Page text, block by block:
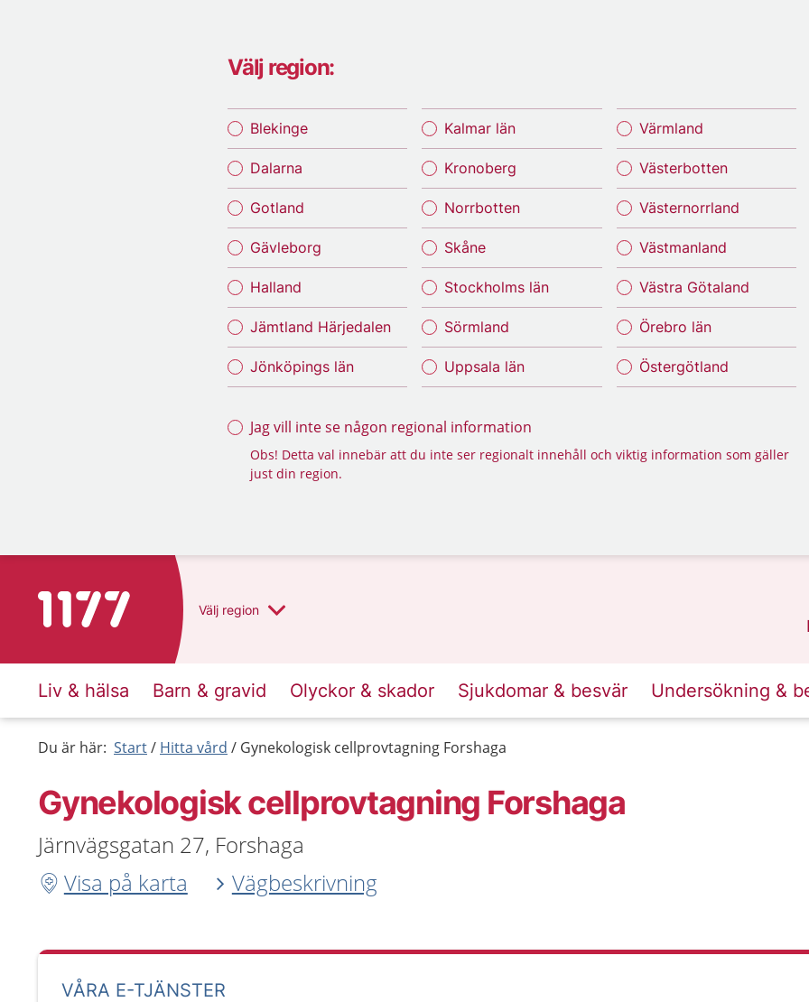
Välj region:
Blekinge
Dalarna
Gotland
Gävleborg
Halland
Jämtland Härjedalen
Jönköpings län
Kalmar län
Kronoberg
Norrbotten
Skåne
Stockholms län
Sörmland
Uppsala län
Värmland
Västerbotten
Västernorrland
Västmanland
Västra Götaland
Örebro län
Östergötland
Jag vill inte se någon regional information
Obs! Detta val innebär att du inte ser regionalt innehåll och viktig information som gäller
just din region.
Till startsidan för 1177 Välj region
Liv & hälsa Barn & gravid Olyckor & skador Sjukdomar & besvär Undersökning &
Du är här: Start Hitta vård Gynekologisk cellprovtagning Forshaga
Gynekologisk cellprovtagning Forshaga
Järnvägsgatan 27, Forshaga
Visa på karta
Vägbeskrivning
VÅRA E-TJÄNSTER